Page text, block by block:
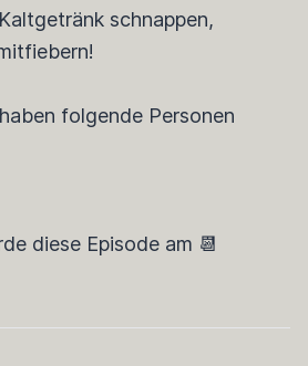
schnappen,
folgende Personen
diese Episode am 📆